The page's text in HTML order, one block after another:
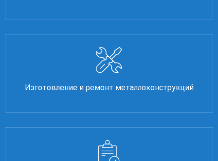
Изготовление и ремонт металлоконструкций